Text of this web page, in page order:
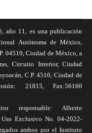
año 11, es una publicación
Autónoma de México,
04510, Ciudad de México, a
Circuito Interior, Ciudad
C.P. 4510, Ciudad de
21815, Fax:56160
responsable: Alberto
Exclusivo No. 04-2022-
ambos por el Instituto